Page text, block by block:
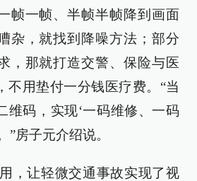
帧一帧、半帧半帧降到画面
杂，就找到降噪方法；部分
，那就打造交警、保险与医
不用垫付一分钱医疗费。“当
维码，实现‘一码维修、一码
”房子元介绍说。
，让轻微交通事故实现了视